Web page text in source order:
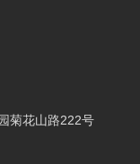
菊花山路222号